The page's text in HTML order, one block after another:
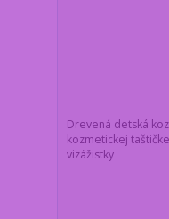
Drevená detská
kozmetickej
vizážistky